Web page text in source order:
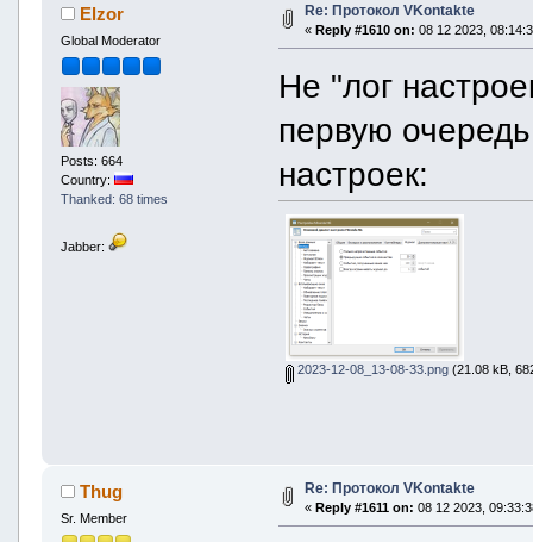
Elzor
Global Moderator
Posts: 664
Country:
Thanked: 68 times
Jabber:
Re: Протокол VKontakte
« Reply #1610 on: 08 12 2023,
Не "лог
первую
настроек:
2023-12-08_13-08-33.png(21.08 kB,
Thug
Sr. Member
Re: Протокол VKontakte
« Reply #1611 on: 08 12 2023,